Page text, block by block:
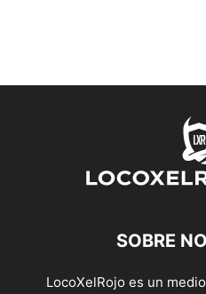
SOBRE
LocoXelRojo es un